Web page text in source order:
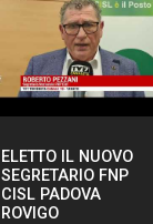
ELETTO IL NUOVO
SEGRETARIO FNP
CISL PADOVA
ROVIGO